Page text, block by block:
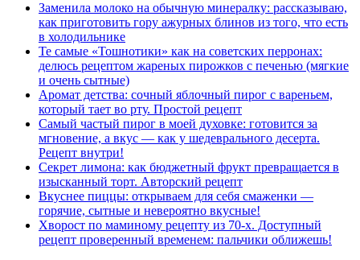
Заменила молоко на обычную минералку: рассказываю,
как приготовить гору ажурных блинов из того, что есть
в холодильнике
Те самые «Тошнотики» как на советских перронах:
делюсь рецептом жареных пирожков с печенью (мягкие
и очень сытные)
Аромат детства: сочный яблочный пирог с вареньем,
который тает во рту. Простой рецепт
Самый частый пирог в моей духовке: готовится за
мгновение, а вкус — как у шедеврального десерта.
Рецепт внутри!
Секрет лимона: как бюджетный фрукт превращается в
изысканный торт. Авторский рецепт
Вкуснее пиццы: открываем для себя смаженки —
горячие, сытные и невероятно вкусные!
Хворост по маминому рецепту из 70-х. Доступный
рецепт проверенный временем: пальчики оближешь!